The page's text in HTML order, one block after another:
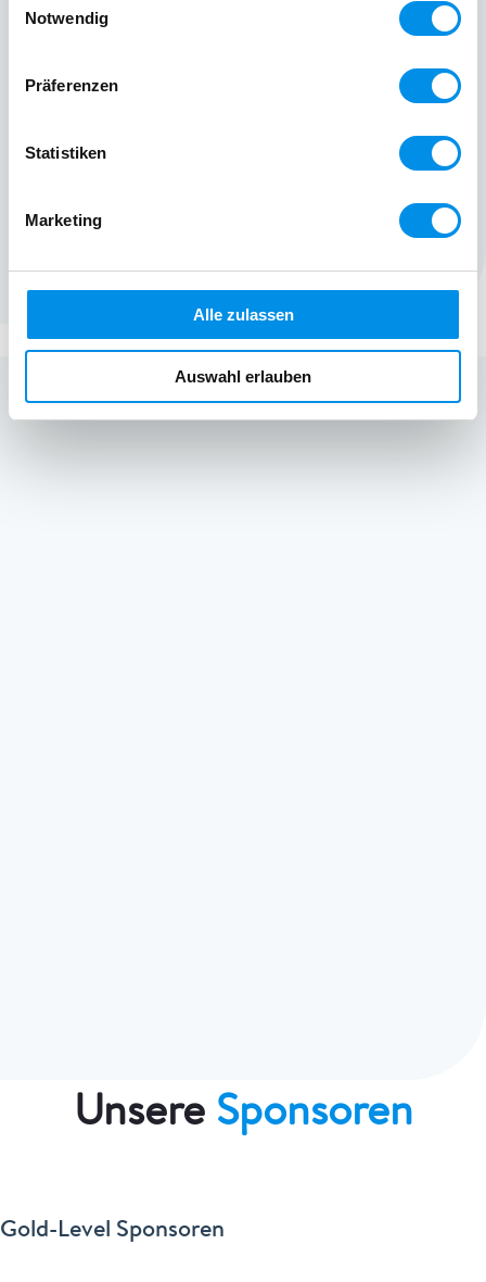
Notwendig
Präferenzen
Statistiken
Marketing
Alle zulassen
Auswahl erlauben
Unsere Sponsoren
Gold-Level Sponsoren